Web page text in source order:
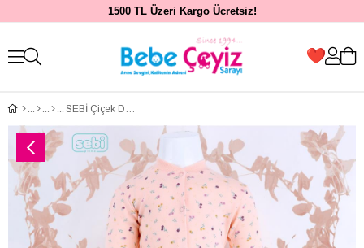
1500 TL Üzeri Kargo Ücretsiz!
SEBİ Çiçek Desen Pijama Takım (0-3 Ay)